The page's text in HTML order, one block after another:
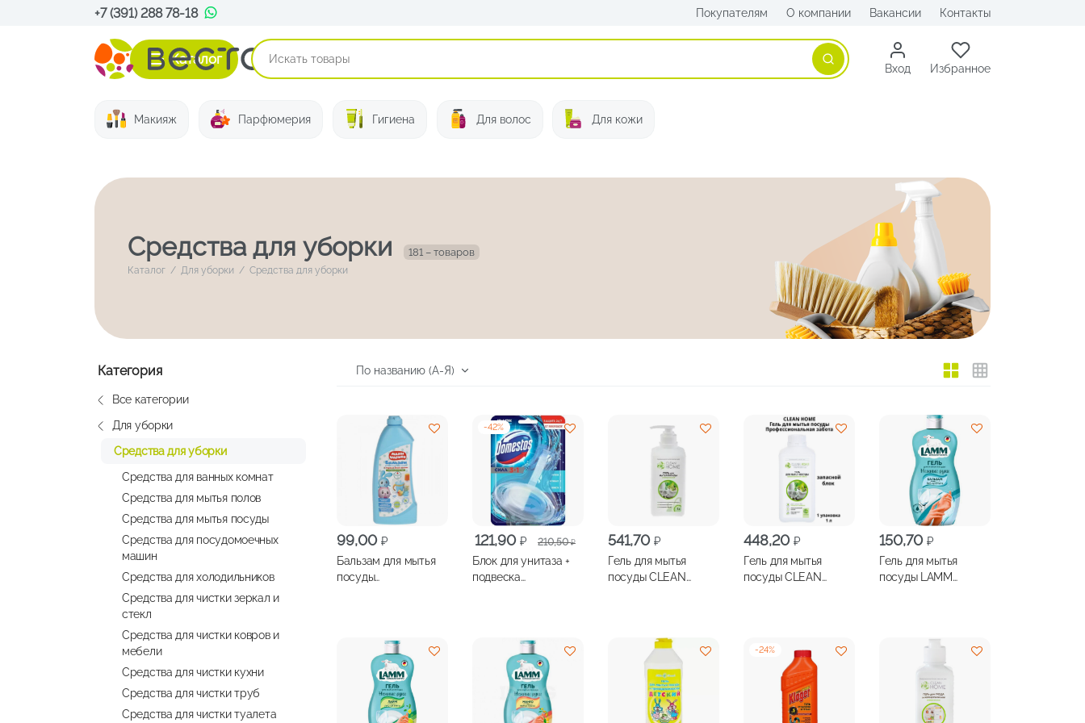
+7 (391) 288 78-18 Покупателям О компании Вакансии Контакты
Каталог
Поиск
Вход Избранное
Макияж Парфюмерия Гигиена Для волос Для кожи
Средства для уборки 181 – товаров
Каталог / Для уборки / Средства для уборки
Категория
Все категории
Для уборки
Средства для уборки
Средства для ванных комнат
Средства для мытья полов
Средства для мытья посуды
Средства для посудомоечных
машин
Средства для холодильников
Средства для чистки зеркал и
стекл
Средства для чистки ковров и
мебели
Средства для чистки кухни
Средства для чистки труб
Средства для чистки туалета
99,00 ₽
Бальзам для мытья
посуды
-42%
210,50₽
Первоначальная
цена
составляла
121,90 ₽
Текущая
цена:
121,90 ₽.
Блок для унитаза +
подвеска
541,70 ₽
Гель для мытья
посуды CLEAN
448,20 ₽
Гель для мытья
посуды CLEAN
150,70 ₽
Гель для мытья
посуды LAMM
-24%